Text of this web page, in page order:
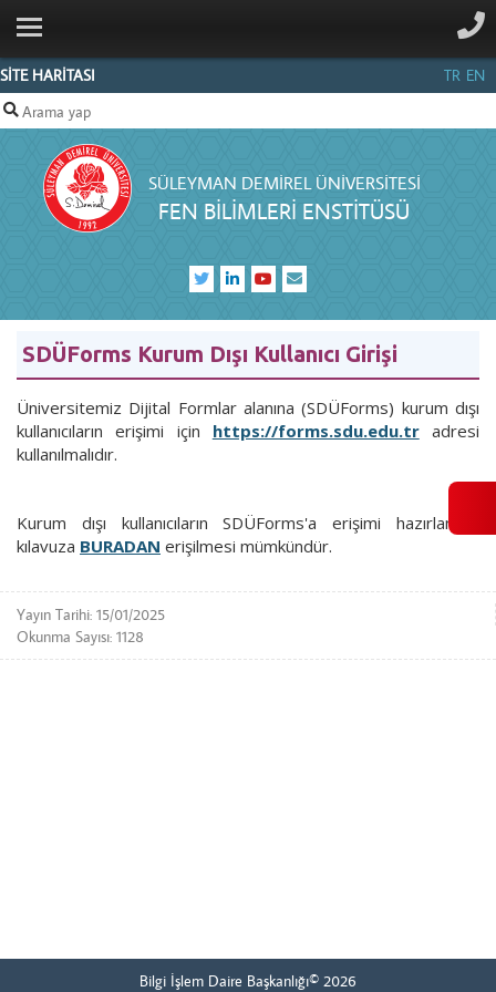
SİTE HARİTASI TR EN
SÜLEYMAN DEMIREL ÜNIVERSITESI
FEN BİLİMLERİ ENSTİTÜSÜ
ANA SAYFA
KURUMSAL
PERSONEL
ANABİLİM
DALLARI
SDÜFORMS
İLETIŞIM
SDÜForms Kurum Dışı Kullanıcı Girişi
Üniversitemiz Dijital Formlar alanına (SDÜForms) kurum dışı
kullanıcıların erişimi için https://forms.sdu.edu.tradresi
kullanılmalıdır.
Kurum dışı kullanıcıların SDÜForms'a erişimi hazırlanmış
kılavuza BURADAN erişilmesi mümkündür.
Yayın Tarihi: 15/01/2025
Okunma Sayısı: 1128
Bilgi İşlem Daire Başkanlığı© 2026